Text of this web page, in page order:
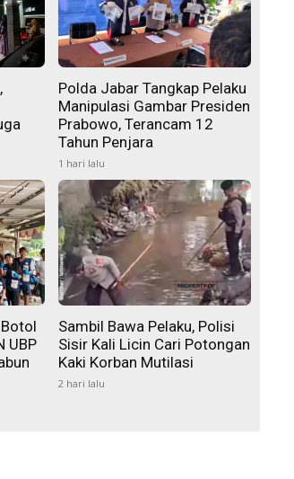
Polda Jabar Tangkap Pelaku
Manipulasi Gambar Presiden
Prabowo, Terancam 12
Tahun Penjara
1 hari lalu
UBP
Sambil Bawa Pelaku, Polisi
Sisir Kali Licin Cari Potongan
Kaki Korban Mutilasi
2 hari lalu